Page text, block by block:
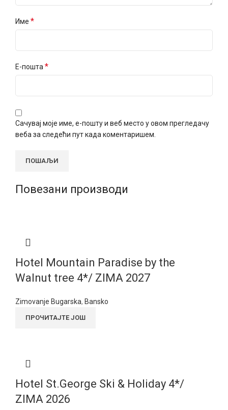
Име *
Е-пошта*
Сачувај моје име, е-пошту и веб место у овом прегледачу
веба за следећи пут када коментаришем.
Повезани производи
Hotel Mountain Paradise by the
Walnut tree 4*/ ZIMA 2027
Zimovanje Bugarska, Bansko
ПРОЧИТАЈТЕ ЈОШ
Hotel St.George Ski & Holiday 4*/
ZIMA 2026